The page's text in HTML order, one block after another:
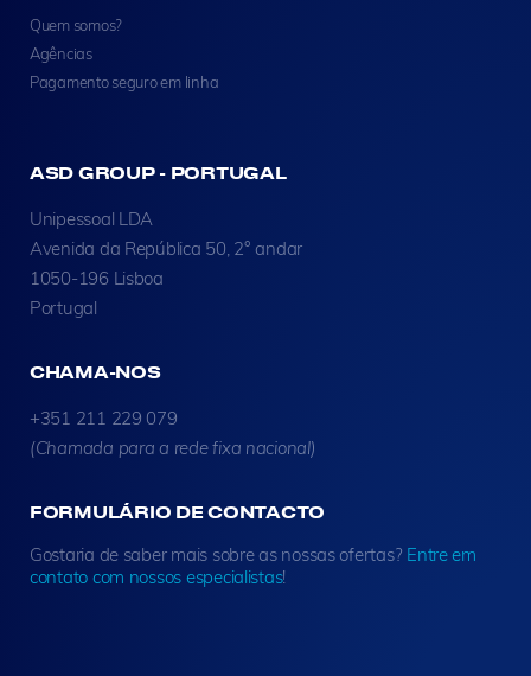
Quem somos?
Agências
Pagamento seguro em linha
ASD GROUP - PORTUGAL
Unipessoal LDA
Avenida da República 50, 2° andar
1050-196 Lisboa
Portugal
CHAMA-NOS
+351 211 229 079
(Chamada para a rede fixa nacional)
FORMULÁRIO DE CONTACTO
Gostaria de saber mais sobre as nossas ofertas? Entre em
contato com nossos especialistas!